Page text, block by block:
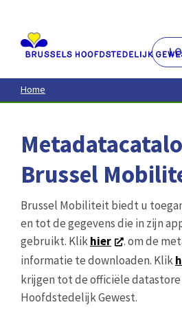
contenu
principal
Home
Brussel
Brussel Mobiliteit biedt u
en tot de gegevens die in zijn
gebruikt. Klikhier
. om de
informatie te downloaden. Klik
krijgen tot de officiële datastore
Hoofdstedelijk Gewest.